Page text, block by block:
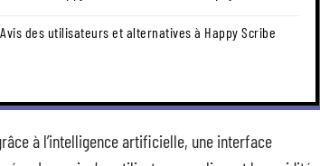
Avis des utilisateurs et alternatives à Happy Scribe
à l’intelligence artificielle, une interface